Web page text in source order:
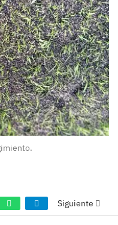
Siguiente